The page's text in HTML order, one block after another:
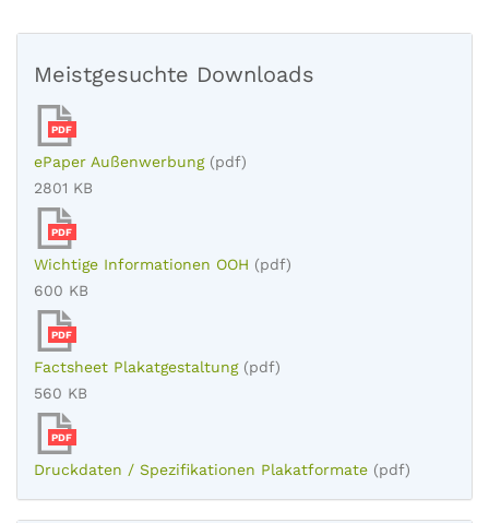
Meistgesuchte Downloads
PDF
ePaper Außenwerbung (pdf)
2801 KB
PDF
Wichtige Informationen OOH (pdf)
600 KB
PDF
Factsheet Plakatgestaltung (pdf)
560 KB
PDF
Druckdaten / Spezifikationen Plakatformate (pdf)